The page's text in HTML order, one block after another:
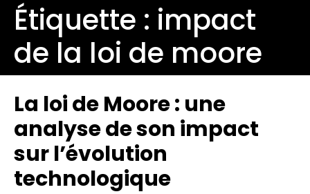
Étiquette : impact
de la loi de moore
La loi de Moore : une
analyse de son impact
sur l’évolution
technologique